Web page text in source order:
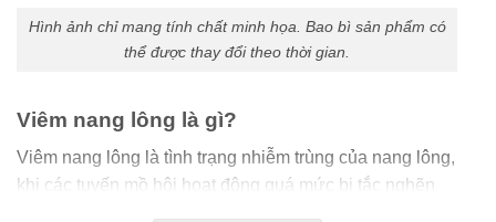
Hình ảnh chỉ mang tính chất minh họa. Bao bì sản phẩm có
thể được thay đổi theo thời gian.
Viêm nang lông là gì?
Viêm nang lông là tình trạng nhiễm trùng của nang lông,
khi các tuyến mồ hôi hoạt động quá mức bị tắc nghẽn